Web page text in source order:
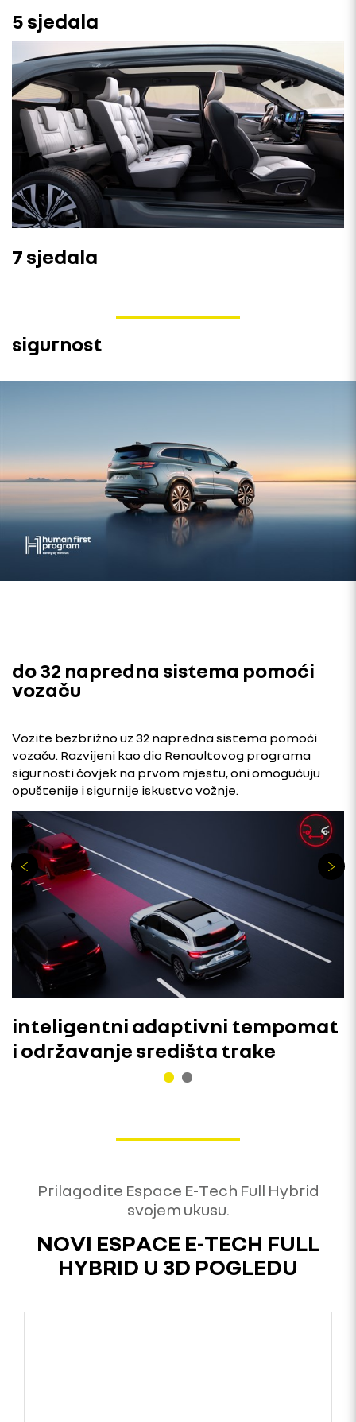
5 sjedala
7 sjedala
sigurnost
do 32 napredna sistema pomoći
vozaču
Vozite bezbrižno uz 32 napredna sistema pomoći
vozaču. Razvijeni kao dio Renaultovog programa
sigurnosti čovjek na prvom mjestu, oni omogućuju
opuštenije i sigurnije iskustvo vožnje.
inteligentni adaptivni tempomat
i održavanje središta trake
Prilagodite Espace E-Tech Full Hybrid
svojem ukusu.
NOVI ESPACE E-TECH FULL
HYBRID U 3D POGLEDU